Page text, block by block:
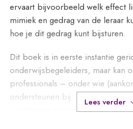
ervaart bijvoorbeeld welk effect
mimiek en gedrag van de leraar
hoe je dit gedrag kunt bijsturen.
Dit boek is in eerste instantie
onderwijsbegeleiders, maar kan
professionals – onder wie
ondersteunen bij:
– intervisie en collegiale
Lees verder